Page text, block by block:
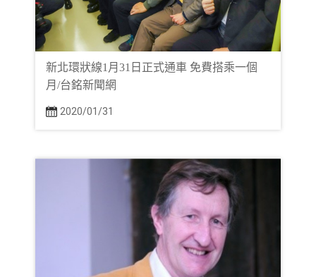
新北環狀線1月31日正式通車 免費搭乘一個
月/台銘新聞網
2020/01/31